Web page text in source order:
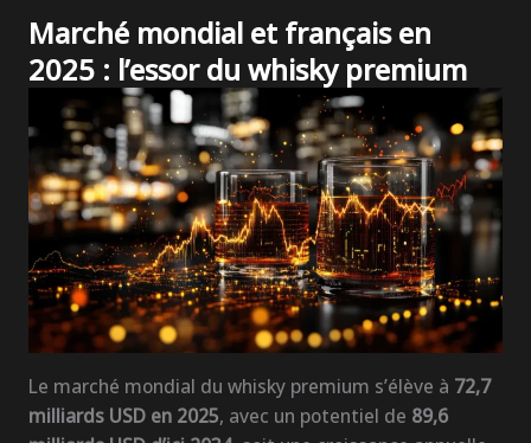
Marché mondial et français en
2025 : l’essor du whisky premium
Le marché mondial du whisky premium s’élève à 72,7
milliards USD en 2025, avec un potentiel de 89,6